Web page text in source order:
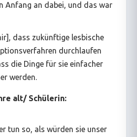
Anfang an dabei, und das war
dass zukünftige lesbische
durchlaufen
die Dinge für sie einfacher
werden.
alt/ Schülerin:
tun so, als würden sie unser